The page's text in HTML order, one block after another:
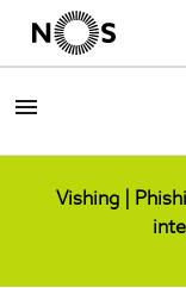
Vishing |